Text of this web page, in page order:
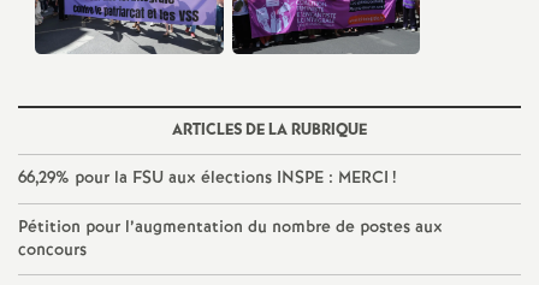
a
n
s
T
ARTICLES DE LA RUBRIQUE
66,29% pour la FSU aux élections INSPE : MERCI !
Pétition pour l’augmentation du nombre de postes aux
concours